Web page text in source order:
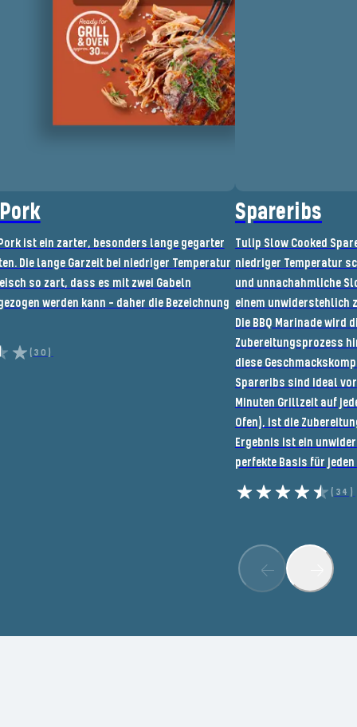
ist ein zarter, besonders lange gegarter
Die lange Garzeit bei niedriger Temperatur
so zart, dass es mit zwei Gabeln
werden kann - daher die Bezeichnung
(30)
Spareribs
Tulip Slow Cooked
niedriger Temperatur
und unnachahmliche
einem unwiderstehlich
Die BBQ Marinade wird
Zubereitungsprozess
diese
Spareribs sind ideal
Minuten Grillzeit auf
Ofen), ist die
Ergebnis ist ein
perfekte Basis für
(34)